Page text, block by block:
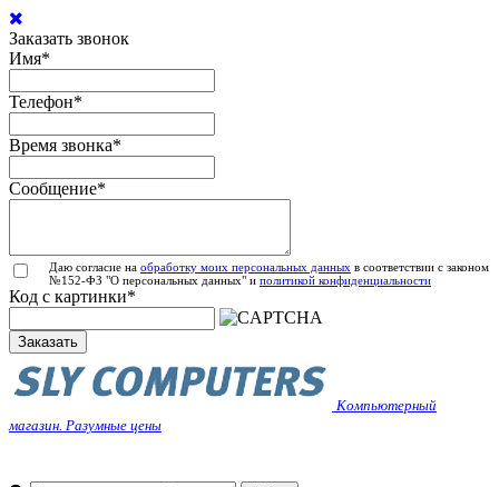
Заказать звонок
Имя*
Телефон*
Время звонка*
Сообщение*
Даю согласие на обработку моих персональных данных в соответствии с законом
№152-ФЗ "О персональных данных" и политикой конфиденциальности
Код с картинки*
Заказать
Компьютерный
магазин. Разумные цены